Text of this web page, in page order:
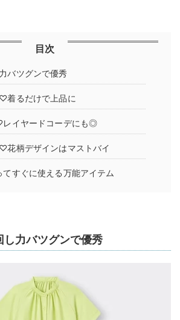
目次
バツグンで優秀
着るだけで上品に
レイヤードコーデにも◎
花柄デザインはマストバイ
すぐに使える万能アイテム
力バツグンで優秀